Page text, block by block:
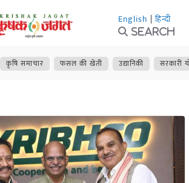
English | हिन्दी
Search
कृषि समाचार फसल की खेती उद्यानिकी सरकारी